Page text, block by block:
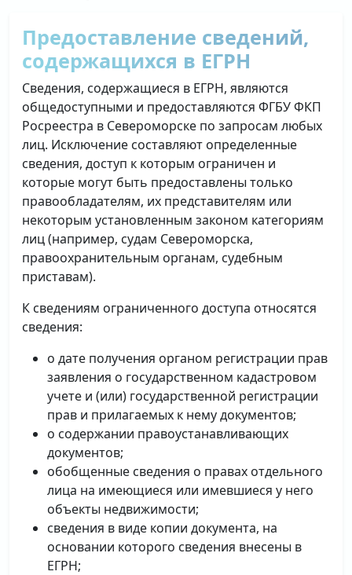
Предоставление сведений,
содержащихся в ЕГРН
Сведения, содержащиеся в ЕГРН, являются
общедоступными и предоставляются ФГБУ ФКП
Росреестра в Североморске по запросам любых
лиц. Исключение составляют определенные
сведения, доступ к которым ограничен и
которые могут быть предоставлены только
правообладателям, их представителям или
некоторым установленным законом категориям
лиц (например, судам Североморска,
правоохранительным органам, судебным
приставам).
К сведениям ограниченного доступа относятся
сведения:
о дате получения органом регистрации прав
заявления о государственном кадастровом
учете и (или) государственной регистрации
прав и прилагаемых к нему документов;
о содержании правоустанавливающих
документов;
обобщенные сведения о правах отдельного
лица на имеющиеся или имевшиеся у него
объекты недвижимости;
сведения в виде копии документа, на
основании которого сведения внесены в
ЕГРН;